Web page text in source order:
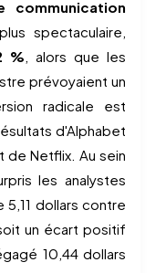
communication
spectaculaire,
%, alors que les
prévoyaient un
radicale est
d'Alphabet
Netflix. Au sein
les analystes
dollars contre
un écart positif
10,44 dollars